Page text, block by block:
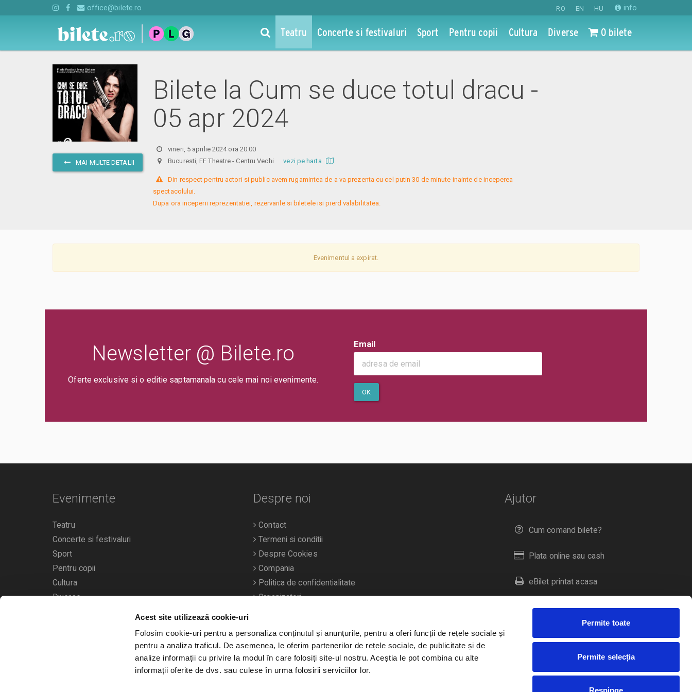
Acest site utilizează cookie-uri
Folosim cookie-uri pentru a personaliza conținutul și anunțurile, pentru a oferi funcții de rețele sociale și
pentru a analiza traficul. De asemenea, le oferim partenerilor de rețele sociale, de publicitate și de
analize informații cu privire la modul în care folosiți site-ul nostru. Aceștia le pot combina cu alte
informații oferite de dvs. sau culese în urma folosirii serviciilor lor.
Permite toate
Permite selecția
Respinge
RO EN HU info
office@bilete.ro
Teatru Concerte si festivaluri Sport Pentru copii Cultura Diverse 0 bilete
MAI MULTE DETALII
Bilete la Cum se duce totul dracu -
05 apr 2024
vineri, 5 aprilie 2024 ora 20:00
Bucuresti, FF Theatre - Centru Vechivezi pe harta
Din respect pentru actori si public avem rugamintea de a va prezenta cu cel putin 30 de minute inainte de inceperea
spectacolului.
Dupa ora inceperii reprezentatiei, rezervarile si biletele isi pierd valabilitatea.
Evenimentul a expirat.
Newsletter @ Bilete.ro
Oferte exclusive si o editie saptamanala cu cele mai noi evenimente.
Email
OK
Ajutor
Cum comand bilete?
Plata online sau cash
eBilet printat acasa
Livrare prin curier
Duplicare bilete
Evenimente
Teatru
Concerte si festivaluri
Sport
Pentru copii
Cultura
Diverse
Calendarul evenimentelor
Despre noi
Contact
Termeni si conditii
Despre Cookies
Compania
Politica de confidentialitate
Organizatori